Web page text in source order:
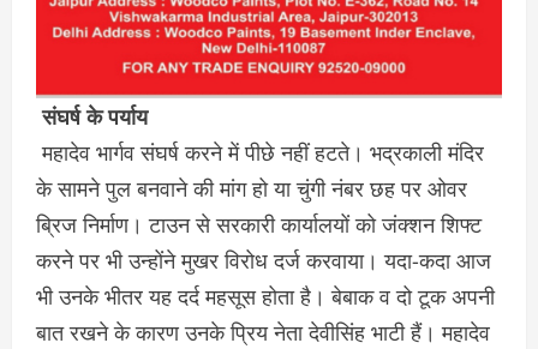
संघर्ष के पर्याय
महादेव भार्गव संघर्ष करने में पीछे नहीं हटते। भद्रकाली मंदिर
के सामने पुल बनवाने की मांग हो या चुंगी नंबर छह पर ओवर
ब्रिज निर्माण। टाउन से सरकारी कार्यालयों को जंक्शन शिफ्ट
करने पर भी उन्होंने मुखर विरोध दर्ज करवाया। यदा-कदा आज
भी उनके भीतर यह दर्द महसूस होता है। बेबाक व दो टूक अपनी
बात रखने के कारण उनके प्रिय नेता देवीसिंह भाटी हैं। महादेव